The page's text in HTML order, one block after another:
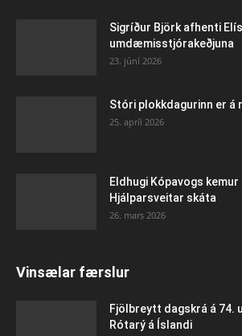
Sigríður Björk afhenti
umdæmisstjórakeðjuna
23. júní 2026
Stóri plokkdagurinn er á
25. apríl 2026
Eldhugi Kópavogs
Hjálparsveitar skáta
26. mars 2026
Vinsælar færslur
Fjölbreytt dagskrá á 74.
Rótarý á Íslandi